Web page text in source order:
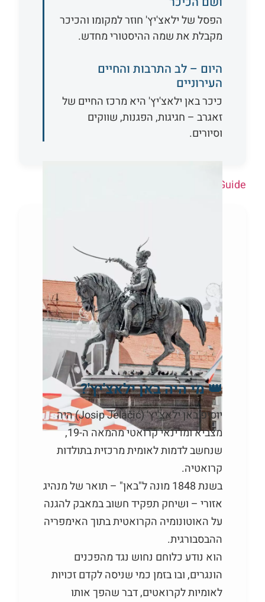
הפסל של ילאצ'יץ' חוזר למקומו והכיכר
מקבלת את שמה ההיסטורי מחדש.
היום – לב התרבות והחיים
העירוניים
כיכר באן ילאצ'יץ' היא מרכז החיים של
זאגרב – חגיגות, הפגנות, שווקים
וסיורים.
GetYourGuide
👑 מי היה באן ילאצ'יץ'?
יוסיפ באן ילאצ'יץ' (Josip Jelačić) היה
מצביא ומדינאי קרואטי מהמאה ה-19,
שנחשב לדמות לאומית מרכזית בתולדות
קרואטיה.
בשנת 1848 מונה ל"באן" – תואר של מנהיג
אזורי – ושיחק תפקיד חשוב במאבק להגנה
על האוטונומיה הקרואטית בתוך האימפריה
ההבסבורגית.
הוא נודע כלוחם נחוש נגד מהפכנים
הונגרים, ובו בזמן כמי שניסה לקדם זכויות
לאומיות לקרואטים, דבר שהפך אותו